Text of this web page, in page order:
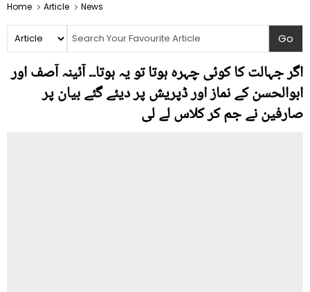
Home Article News
اگر جہالت کا کوئی چہرہ ہوتا تو یہ ہوتا۔۔ آئینہ آصف اور
ابوالحسن کے نماز اور ڈپریش پر دیئے گئے بیان پر
صارفین نے جم کر کلاس لے لی